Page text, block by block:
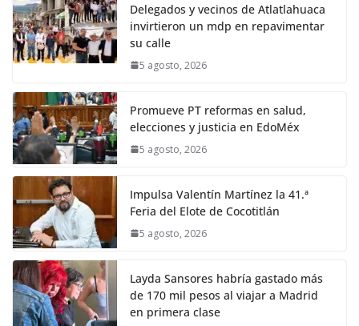
Delegados y vecinos de Atlatlahuaca
invirtieron un mdp en repavimentar
su calle
5 agosto, 2026
Promueve PT reformas en salud,
elecciones y justicia en EdoMéx
5 agosto, 2026
Impulsa Valentín Martínez la 41.ª
Feria del Elote de Cocotitlán
5 agosto, 2026
Layda Sansores habría gastado más
de 170 mil pesos al viajar a Madrid
en primera clase